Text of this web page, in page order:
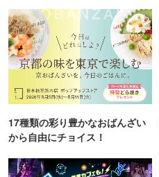
17種類の彩り豊かなおばんざい
から自由にチョイス！